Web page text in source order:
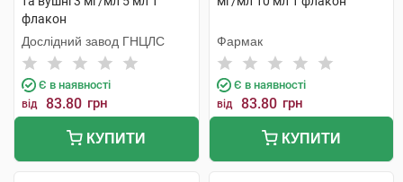
флакон
Дослідний завод ГНЦЛС
Є в наявності
від 83.80 грн
КУПИТИ
Фармак
Є в наявності
від 83.80 грн
КУПИТИ